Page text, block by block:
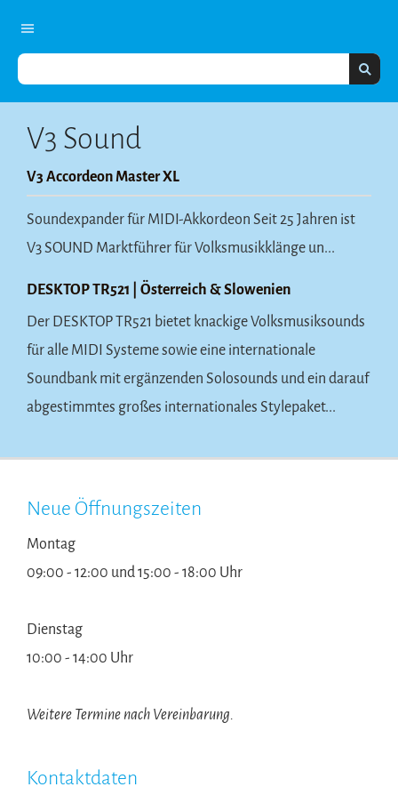
V3 Sound
V3 Accordeon Master XL
Soundexpander für MIDI-Akkordeon Seit 25 Jahren ist
V3 SOUND Marktführer für Volksmusikklänge un...
DESKTOP TR521 | Österreich & Slowenien
Der DESKTOP TR521 bietet knackige Volksmusiksounds
für alle MIDI Systeme sowie eine internationale
Soundbank mit ergänzenden Solosounds und ein darauf
abgestimmtes großes internationales Stylepaket...
Neue Öffnungszeiten
Montag
09:00 - 12:00 und 15:00 - 18:00 Uhr
Dienstag
10:00 - 14:00 Uhr
Weitere Termine nach Vereinbarung.
Kontaktdaten